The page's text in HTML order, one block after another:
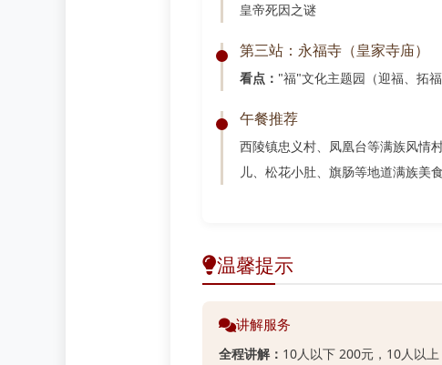
皇帝死因之谜
第三站：永福寺（皇家寺庙）
看点： "福"文化主题园（迎福、拓
午餐推荐
西陵镇忠义村、凤凰台等满族风情
儿、松花小肚、旗肠等地道满族美食
温馨提示
讲解服务
全程讲解： 10人以下 200元，10人以上